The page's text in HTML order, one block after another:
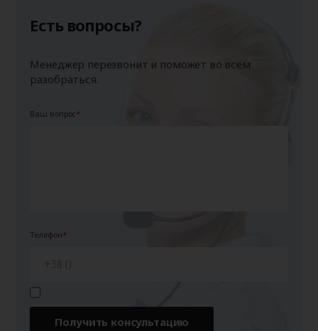
Есть вопросы?
Менеджер перезвонит и поможет во всем
разобраться.
Ваш вопрос
Телефон
Получить консультацию